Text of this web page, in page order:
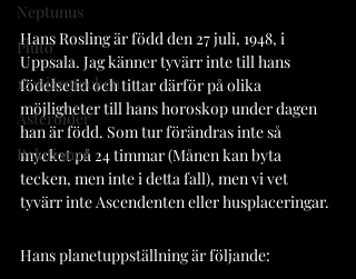
Neptunus
Pluto
12 stjärntecken
Asteroider
Relationer
Hans Rosling är född den 27 juli, 1948, i
Uppsala. Jag känner tyvärr inte till hans
födelsetid och tittar därför på olika
möjligheter till hans horoskop under dagen
han är född. Som tur förändras inte så
mycket på 24 timmar (Månen kan byta
tecken, men inte i detta fall), men vi vet
tyvärr inte Ascendenten eller husplaceringar.
Hans planetuppställning är följande: